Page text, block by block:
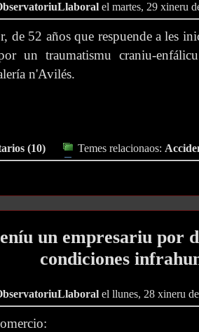
el martes, 29 xineru
de 52 años que respuende a les
un traumatismu craniu-
n'Avilés.
(10) Temes relacionaos:
un empresariu por
condiciones
el llunes, 28 xineru